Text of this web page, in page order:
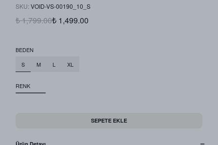
SKU: VOID-VS-00190_10_S
₺ 1,799.00₺ 1,499.00
BEDEN
S
M L XL
RENK
SEPETE EKLE